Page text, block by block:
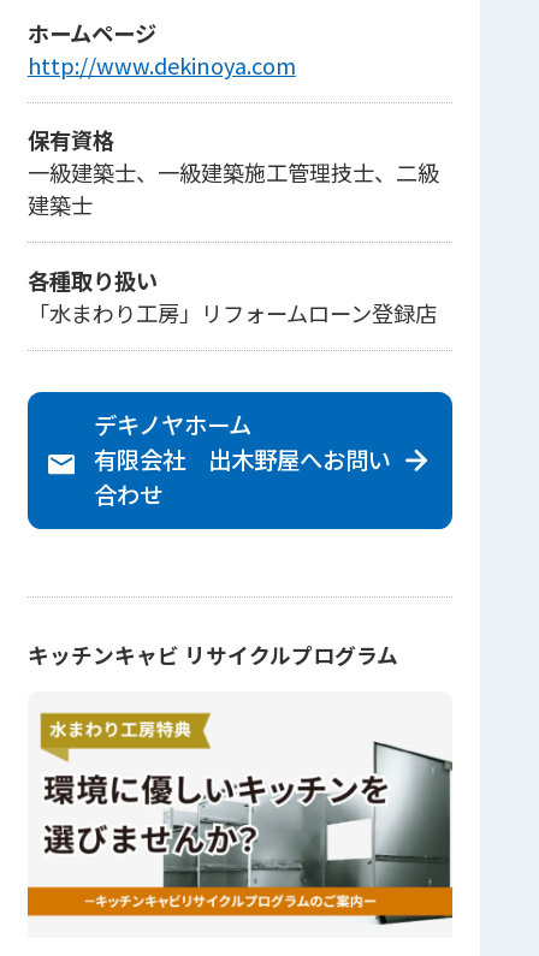
ホームページ
http://www.dekinoya.com
保有資格
一級建築士、一級建築施工管理技士、二級
建築士
各種取り扱い
「水まわり工房」リフォームローン登録店
デキノヤホーム
有限会社 出木野屋へお問い
合わせ
キッチンキャビ リサイクルプログラム